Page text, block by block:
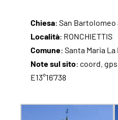
Chiesa: San
Località: RONCHIETTIS
Comune: Santa Maria
Note sul sito: coord. gps
E13°16’738